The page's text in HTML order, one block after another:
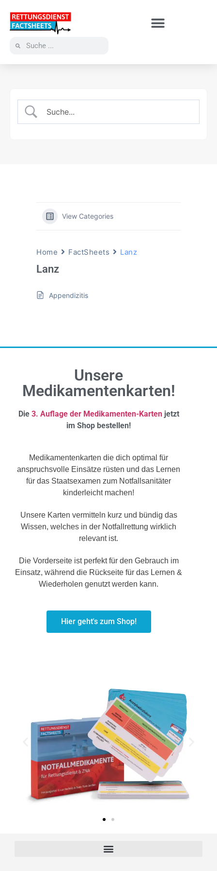
View Categories
Home FactSheets Lanz
Lanz
Appendizitis
Unsere
Medikamentenkarten!
Die 3. Auflage der Medikamenten-Kartenjetzt
im Shop bestellen!
Medikamentenkarten die dich optimal für
anspruchsvolle Einsätze rüsten und das Lernen
für das Staatsexamen zum Notfallsanitäter
kinderleicht machen!
Unsere Karten vermitteln kurz und bündig das
Wissen, welches in der Notfallrettung wirklich
relevant ist.
Die Vorderseite ist perfekt für den Gebrauch im
Einsatz, während die Rückseite für das Lernen &
Wiederholen genutzt werden kann.
Hier geht's zum Shop!